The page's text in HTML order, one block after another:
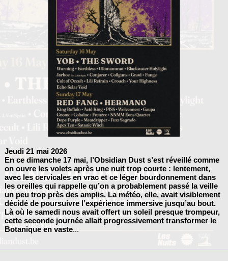
Jeudi 21 mai 2026
En ce dimanche 17 mai, l’Obsidian Dust s’est réveillé comme
on ouvre les volets après une nuit trop courte : lentement,
avec les cervicales en vrac et ce léger bourdonnement dans
les oreilles qui rappelle qu’on a probablement passé la veille
un peu trop près des amplis. La météo, elle, avait visiblement
décidé de poursuivre l’expérience immersive jusqu’au bout.
Là où le samedi nous avait offert un soleil presque trompeur,
cette seconde journée allait progressivement transformer le
Botanique en vaste...